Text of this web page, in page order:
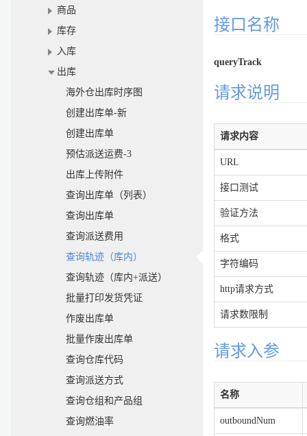
商品
库存
入库
出库
海外仓出库时序图
创建出库单-新
创建出库单
预估派送运费-3
出库上传附件
查询出库单（列表）
查询出库单
查询派送费用
查询轨迹（库内）
查询轨迹（库内+派送）
批量打印发货凭证
作废出库单
批量作废出库单
查询仓库代码
查询派送方式
查询仓组和产品组
查询燃油率
接口名称
queryTrack
请求说明
请求内容
URL
接口测试
验证方法
格式
字符编码
http请求方式
请求数限制
请求入参
名称
outboundNum